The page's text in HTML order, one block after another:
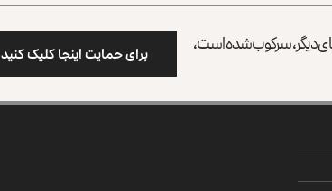
دیگر، سرکوب شده است، برای حمایت اینجا کلیک کنید